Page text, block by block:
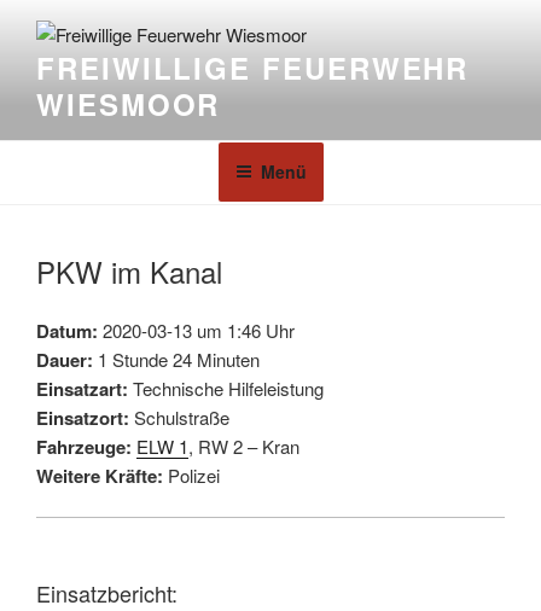
FREIWILLIGE FEUERWEHR
WIESMOOR
Menü
PKW im Kanal
Datum: 2020-03-13 um 1:46 Uhr
Dauer: 1 Stunde 24 Minuten
Einsatzart: Technische Hilfeleistung
Einsatzort: Schulstraße
Fahrzeuge: ELW 1, RW 2 – Kran
Weitere Kräfte: Polizei
Einsatzbericht: